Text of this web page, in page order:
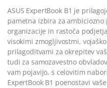
ASUS ExpertBook B1 je
pametna izbira za
organizacije in rastoča
visokimi zmogljivostmi,
prilagoditvami za okrepitev
tudi za samozavestno
vam pojavijo, s celovitim
ExpertBook B1 poenostavi